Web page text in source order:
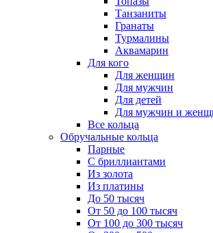
Танзаниты
Гранаты
Турмалины
Аквамарин
Для кого
Для женщин
Для мужчин
Для детей
Для мужчин и
Все кольца
Обручальные кольца
Парные
С бриллиантами
Из золота
Из платины
До 50 тысяч
От 50 до 100 тысяч
От 100 до 300 тысяч